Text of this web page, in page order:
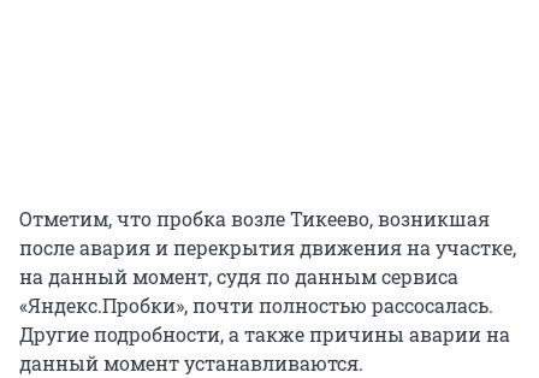
Отметим, что пробка возле Тикеево, возникшая
после авария и перекрытия движения на участке,
на данный момент, судя по данным сервиса
«Яндекс.Пробки», почти полностью рассосалась.
Другие подробности, а также причины аварии на
данный момент устанавливаются.